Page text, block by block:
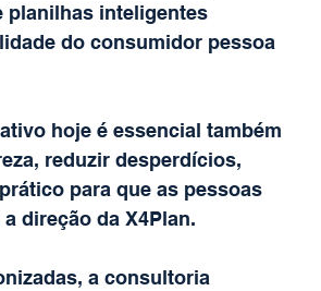
planilhas inteligentes
do consumidor pessoa
hoje é essencial também
reduzir desperdícios,
para que as pessoas
direção da X4Plan.
a consultoria